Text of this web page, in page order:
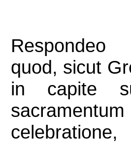
quod, sicut
in capite